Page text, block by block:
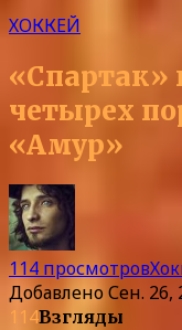
ХОККЕЙ
«Спартак»
четырех
«Амур»
114 просмотров
ДобавленоСен. 26,
114Взгляды